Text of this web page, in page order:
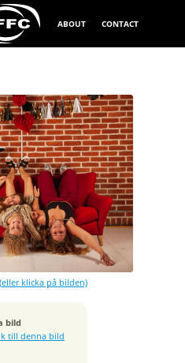
ABOUT CONTACT
klicka på bilden)
bild
till denna bild
II